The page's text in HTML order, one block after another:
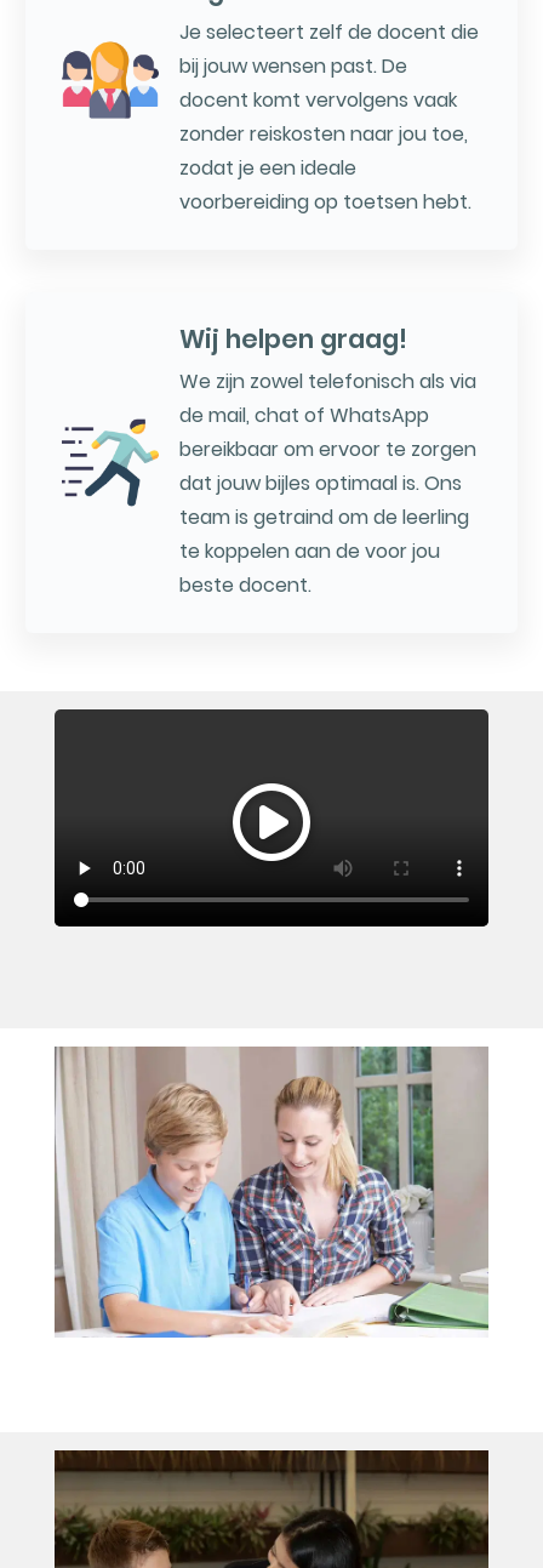
Je selecteert zelf de docent die
bij jouw wensen past. De
docent komt vervolgens vaak
zonder reiskosten naar jou toe,
zodat je een ideale
voorbereiding op toetsen hebt.
Wij helpen graag!
We zijn zowel telefonisch als via
de mail, chat of WhatsApp
bereikbaar om ervoor te zorgen
dat jouw bijles optimaal is. Ons
team is getraind om de leerling
te koppelen aan de voor jou
beste docent.